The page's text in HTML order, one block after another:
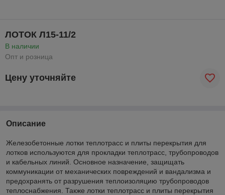
ЛОТОК Л15-11/2
В наличии
Опт и розница
Цену уточняйте
Описание
Железобетонные лотки теплотрасс и плиты перекрытия для
лотков используются для прокладки теплотрасс, трубопроводов
и кабельных линий. Основное назначение, защищать
коммуникации от механических повреждений и вандализма и
предохранять от разрушения теплоизоляцию трубопроводов
теплоснабжения. Также лотки теплотрасс и плиты перекрытия